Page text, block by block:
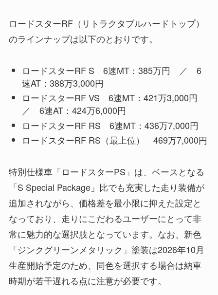
ロードスターRF（リトラクタブルハードトップ）
のラインナップは以下のとおりです。
ロードスターRF S 6速MT：385万円 ／ 6
速AT：388万3,000円
ロードスターRF VS 6速MT：421万3,000円
／ 6速AT：424万6,000円
ロードスターRF RS 6速MT：436万7,000円
ロードスターRF RS（最上位） 469万7,000円
特別仕様車「ロードスターPS」は、ベースとなる
「S Special Package」比でも充実した走り装備が
追加されながら、価格差を最小限に抑えた設定と
なっており、走りにこだわるユーザーにとって非
常に魅力的な選択肢となっています。なお、新色
「ジンクグリーンメタリック」塗装は2026年10月
生産開始予定のため、同色を選択する場合は納車
時期が若干遅れる点に注意が必要です。